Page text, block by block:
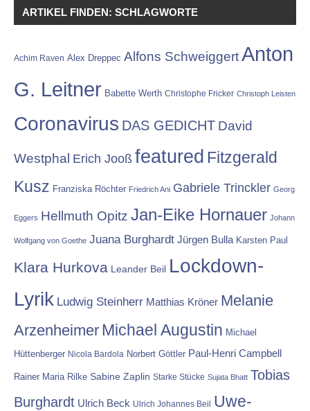
ARTIKEL FINDEN: SCHLAGWORTE
Achim Raven Alex Dreppec Alfons SchweiggertAnton
G. Leitner Babette Werth Christophe Fricker Christoph Leisten
Coronavirus DAS GEDICHT David
Westphal Erich Jooß featured Fitzgerald
Kusz Franziska Röchter Friedrich Ani Gabriele Trinckler Georg
Eggers Hellmuth Opitz Jan-Eike Hornauer Johann
Wolfgang von Goethe Juana Burghardt Jürgen Bulla Karsten Paul
Klara Hurkova Leander Beil Lockdown-
Lyrik Ludwig Steinherr Matthias Kröner Melanie
Arzenheimer Michael Augustin Michael
Hüttenberger Nicola Bardola Norbert Göttler Paul-Henri Campbell
Rainer Maria Rilke Sabine Zaplin Starke Stücke Sujata Bhatt Tobias
Burghardt Ulrich Beck Ulrich Johannes Beil Uwe-